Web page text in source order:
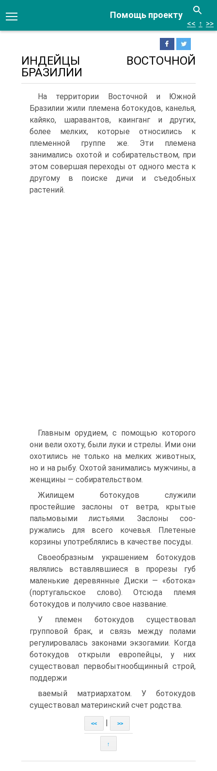
Помощь проекту
<< ↑ >>
ИНДЕЙЦЫ ВОСТОЧНОЙ
БРАЗИЛИИ
На территории Восточной и Южной
Бразилии жи­ли племена ботокудов, канелья,
кайяко, шаравантов, каинганг и других,
более мелких, которые относились к
племенной группе же. Эти племена
занимались охо­той и собирательством, при
этом совершая переходы от одного места к
другому в поиске дичи и съедобных
растений.
Главным орудием, с помощью которого
они вели охоту, были луки и стрелы. Ими они
охотились не только на мелких животных,
но и на рыбу. Охотой занимались мужчины, а
женщины — собиратель­ством.
Жилищем ботокудов служили
простейшие заслоны от ветра, крытые
пальмовыми листьями. Заслоны соо­
ружались для всего кочевья. Плетеные
корзины упо­треблялись в качестве посуды.
Своеобразным украшением ботокудов
являлись вставлявшиеся в прорезы губ
маленькие деревянные Диски — «ботока»
(португальское слово). Отсюда племя
ботокудов и получило свое название.
У племен ботокудов существовал
групповой брак, и связь между полами
регулировалась законами экзо­гамии. Когда
ботокудов открыли европейцы, у них
существовал первобытнообщинный строй,
поддержи­
ваемый матриархатом. У ботокудов
существовал ма­теринский счет родства.
<< >>
↑